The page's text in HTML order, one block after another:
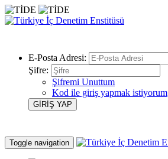
E-Posta Adresi:
Şifre:
Şifremi Unuttum
Kod ile giriş yapmak istiyorum
Toggle navigation